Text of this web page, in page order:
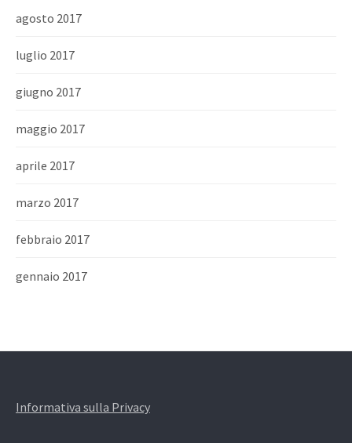
agosto 2017
luglio 2017
giugno 2017
maggio 2017
aprile 2017
marzo 2017
febbraio 2017
gennaio 2017
Informativa sulla Privacy